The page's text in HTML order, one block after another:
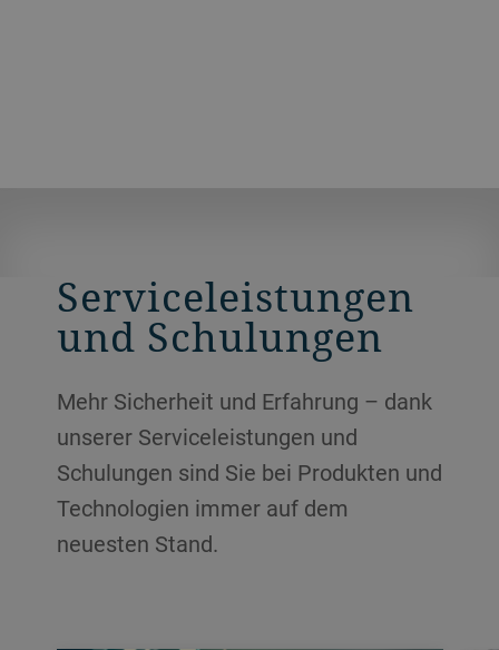
Serviceleistungen
und Schulungen
Mehr Sicherheit und Erfahrung – dank
unserer Serviceleistungen und
Schulungen sind Sie bei Produkten und
Technologien immer auf dem
neuesten Stand.